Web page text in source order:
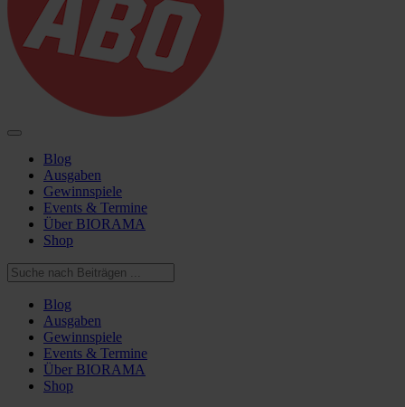
Blog
Ausgaben
Gewinnspiele
Events & Termine
Über BIORAMA
Shop
Blog
Ausgaben
Gewinnspiele
Events & Termine
Über BIORAMA
Shop